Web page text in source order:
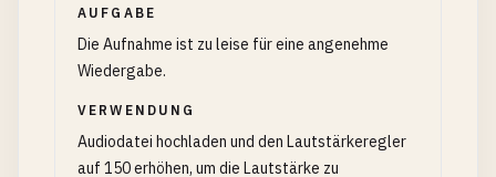
AUFGABE
Die Aufnahme ist zu leise für eine angenehme
Wiedergabe.
VERWENDUNG
Audiodatei hochladen und den Lautstärkeregler
auf 150 erhöhen, um die Lautstärke zu